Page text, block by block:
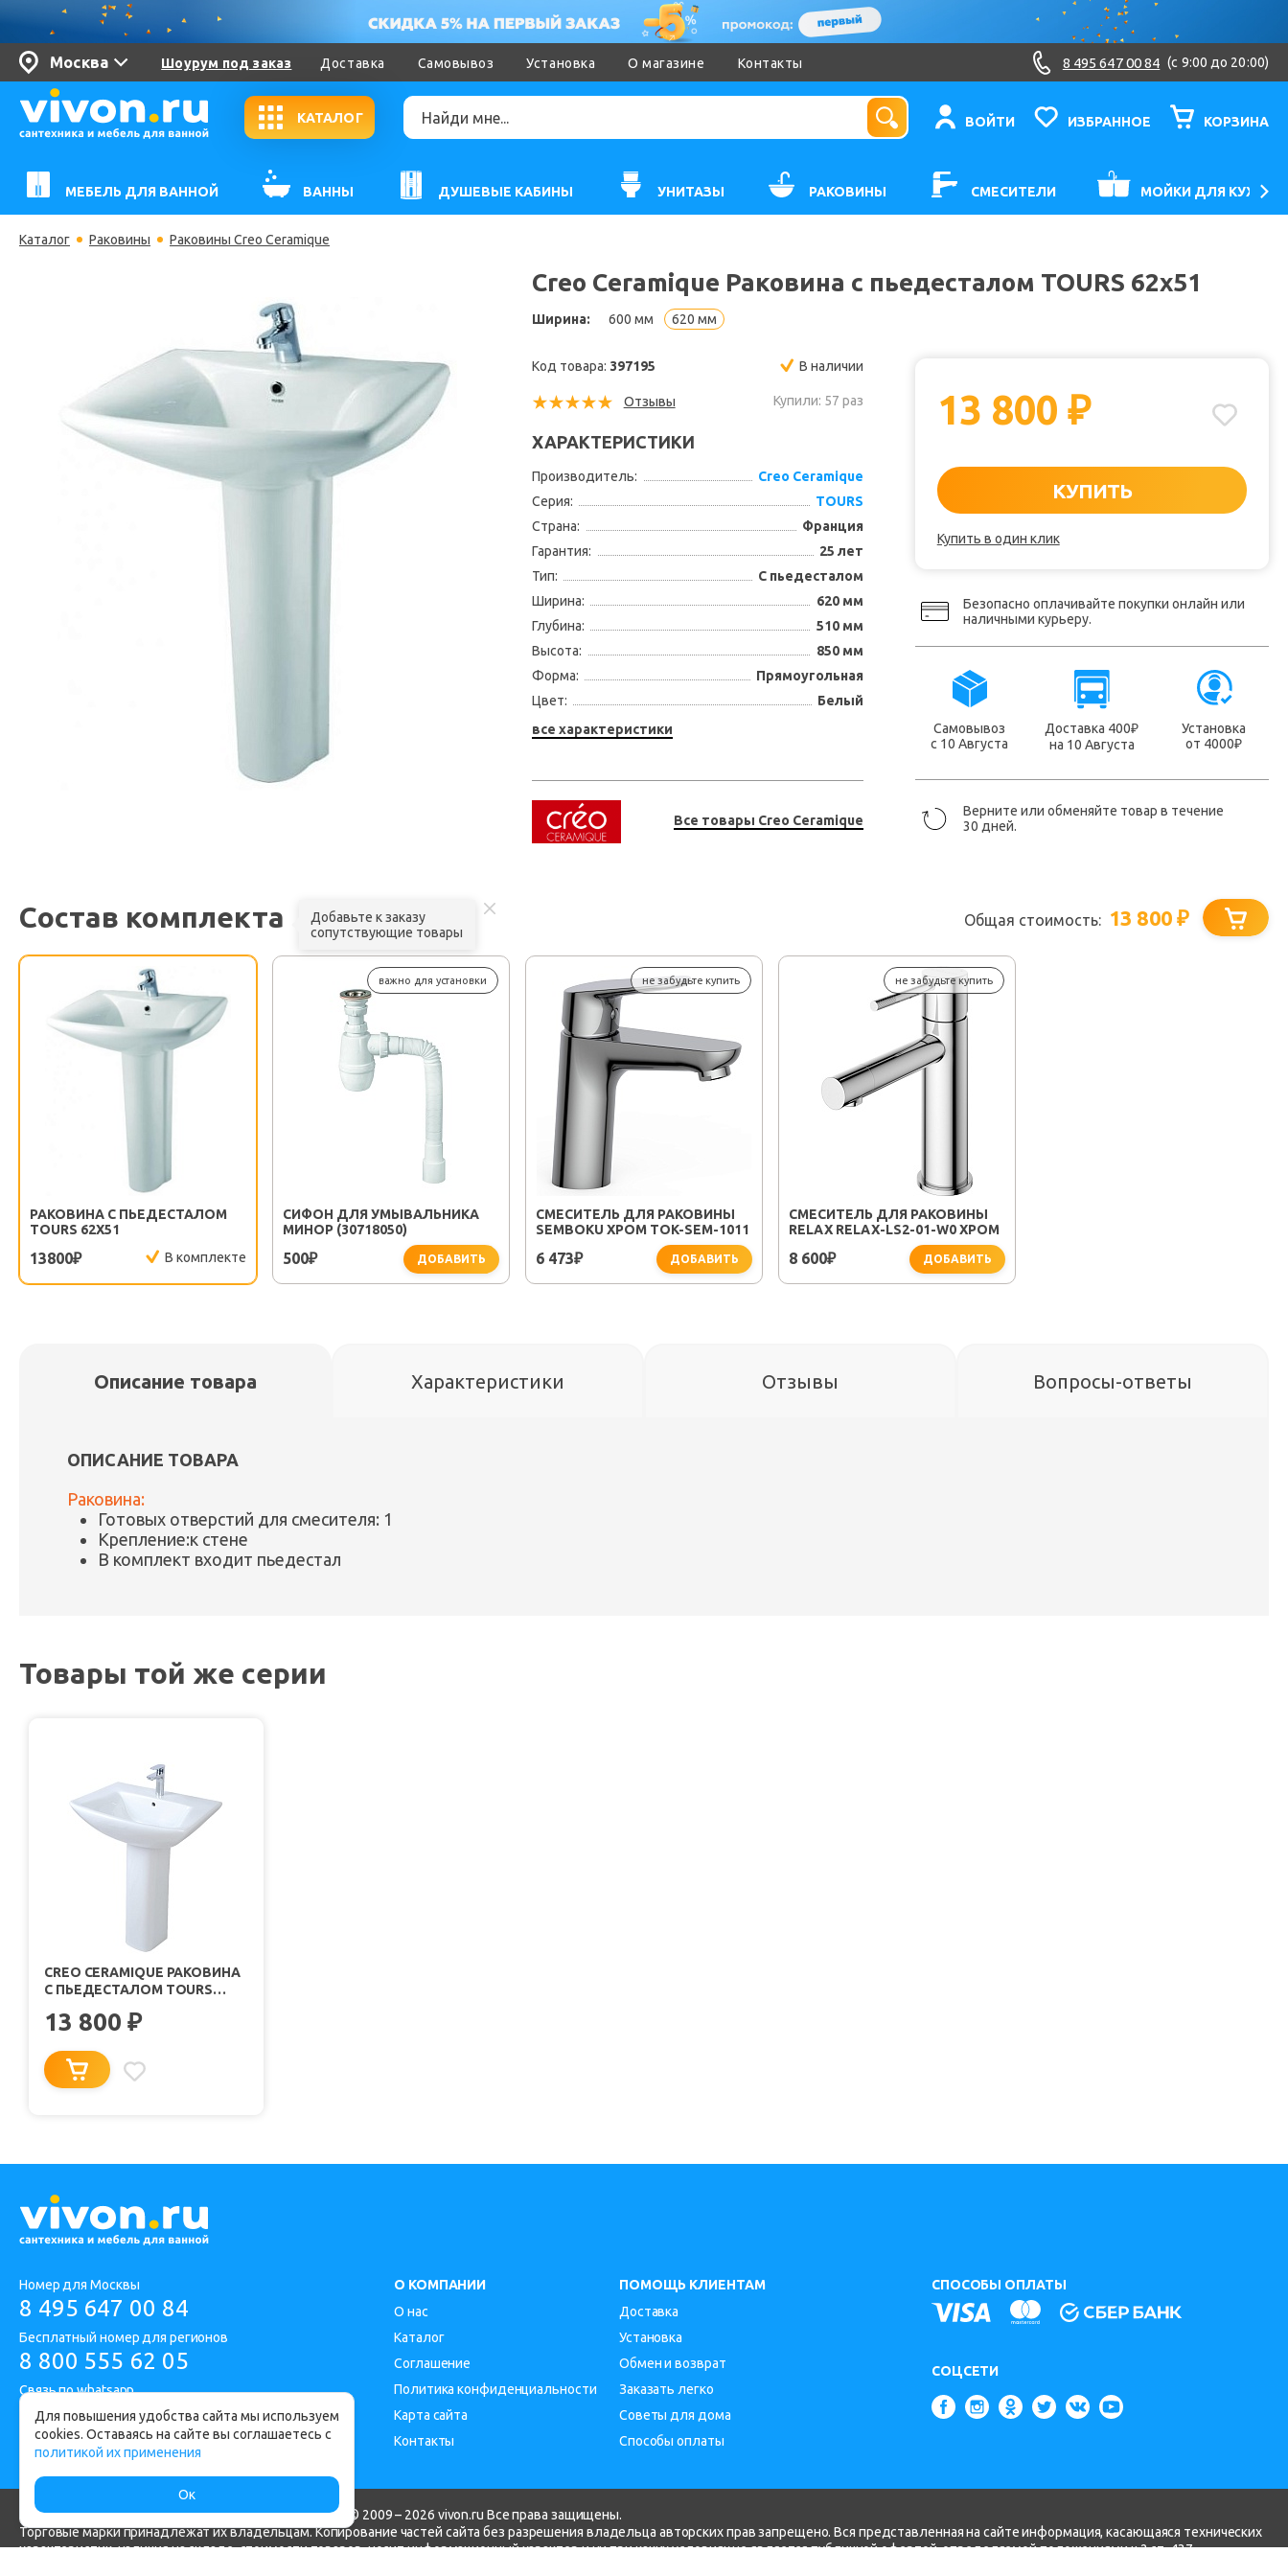
Москва Шоурум под заказ Доставка Самовывоз Установка О магазине Контакты 8 495 647 00 84 (c 9:00 до 20:00)
КАТАЛОГ ВОЙТИ ИЗБРАННОЕ КОРЗИНА
МЕБЕЛЬ ДЛЯ ВАННОЙ ВАННЫ ДУШЕВЫЕ КАБИНЫ УНИТАЗЫ РАКОВИНЫ СМЕСИТЕЛИ МОЙКИ ДЛЯ КУХНИ
Каталог Раковины Раковины Creo Ceramique
Creo Ceramique Раковина с пьедесталом TOURS 62х51
Ширина: 600 мм 620 мм
Код товара: 397195 В наличии
Отзывы Купили: 57 раз
ХАРАКТЕРИСТИКИ
Производитель:
Creo Ceramique
Серия:
TOURS
Страна:
Франция
Гарантия:
25 лет
Тип:
С пьедесталом
Ширина:
620 мм
Глубина:
510 мм
Высота:
850 мм
Форма:
Прямоугольная
Цвет:
Белый
все характеристики
Все товары Creo Ceramique
13 800₽
КУПИТЬ
Купить в один клик
Безопасно оплачивайте покупки онлайн или
наличными курьеру.
Самовывоз
с 10 Августа
Доставка 400₽
на 10 Августа
Установка
от 4000₽
Верните или обменяйте товар в течение
30 дней.
Состав комплекта
Добавьте к заказу
сопутствующие товары
Общая стоимость: 13 800₽
РАКОВИНА С ПЬЕДЕСТАЛОМ
TOURS 62Х51
13800₽ В комплекте
важно для установки
СИФОН ДЛЯ УМЫВАЛЬНИКА
МИНОР (30718050)
500₽ ДОБАВИТЬ
не забудьте купить
СМЕСИТЕЛЬ ДЛЯ РАКОВИНЫ
SEMBOKU ХРОМ TOK-SEM-1011
6 473₽ ДОБАВИТЬ
не забудьте купить
СМЕСИТЕЛЬ ДЛЯ РАКОВИНЫ
RELAX RELAX-LS2-01-W0 ХРОМ
8 600₽ ДОБАВИТЬ
Описание товара Характеристики Отзывы Вопросы-ответы
ОПИСАНИЕ ТОВАРА
Раковина:
Готовых отверстий для смесителя: 1
Крепление:к стене
В комплект входит пьедестал
Товары той же серии
CREO CERAMIQUE РАКОВИНА
С ПЬЕДЕСТАЛОМ TOURS
13 800 ₽
Номер для Москвы
8 495 647 00 84
Бесплатный номер для регионов
8 800 555 62 05
Связь по whatsapp
Адрес офиса: Москва, Дорожная улица 1
О КОМПАНИИ
О нас
Каталог
Соглашение
Политика конфиденциальности
Карта сайта
Контакты
ПОМОЩЬ КЛИЕНТАМ
Доставка
Установка
Обмен и возврат
Заказать легко
Советы для дома
Способы оплаты
СПОСОБЫ ОПЛАТЫ
СОЦСЕТИ
Интернет-магазин сантехники и мебели для ванной © 2009 – 2026 vivon.ru Все права защищены.
Торговые марки принадлежат их владельцам. Копирование частей сайта без разрешения владельца авторских прав запрещено. Вся представленная на сайте информация, касающаяся технических
характеристик, наличия на складе, стоимости товаров, носит информационный характер и ни при каких условиях не является публичной офертой, определяемой положениями ч.2 ст. 437
Для повышения удобства сайта мы используем
cookies. Оставаясь на сайте вы соглашаетесь с
политикой их применения
Ок